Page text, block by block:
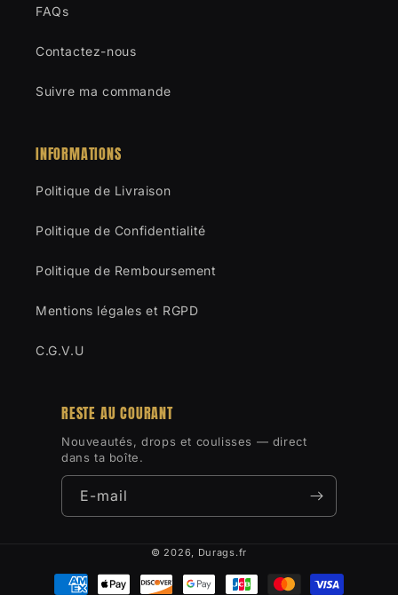
FAQs
Contactez-nous
Suivre ma commande
INFORMATIONS
Politique de Livraison
Politique de Confidentialité
Politique de Remboursement
Mentions légales et RGPD
C.G.V.U
RESTE AU COURANT
Nouveautés, drops et coulisses — direct
dans ta boîte.
E-mail
© 2026, Durags.fr
de